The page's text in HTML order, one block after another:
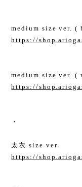
medium size ver. (
https://
medium size ver. (
https://
・
太衣 size ver.
https://